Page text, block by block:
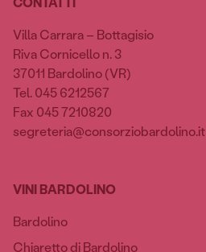
Villa Carrara – Bottagisio
Riva Cornicello n. 3
37011 Bardolino (VR)
Tel. 045 6212567
Fax 045 7210820
segreteria@consorziobardolino.it
VINI BARDOLINO
Bardolino
Chiaretto di Bardolino